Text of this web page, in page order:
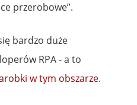
przerobowe”.
bardzo duże
RPA - a to
w tym obszarze.